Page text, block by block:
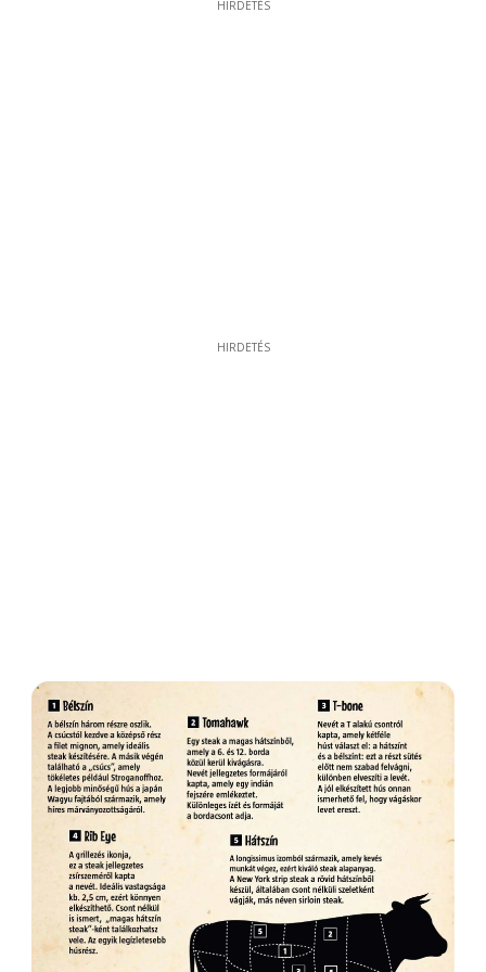
HIRDETÉS
HIRDETÉS